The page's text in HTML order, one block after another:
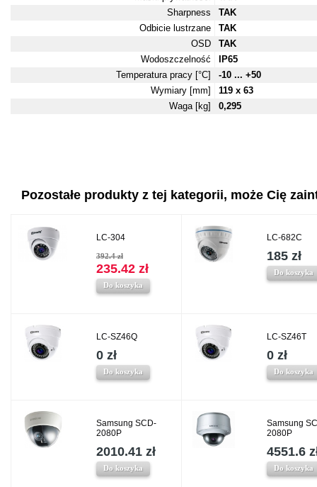
Sharpness
TAK
Odbicie lustrzane
TAK
OSD
TAK
Wodoszczelność
IP65
Temperatura pracy [°C]
-10 ... +50
Wymiary [mm]
119 x 63
Waga [kg]
0,295
Pozostałe produkty z tej kategorii, może Cię
LC-304
392.4 zł
235.42 zł
Do koszyka
LC-682C
185 zł
Do koszyka
LC-SZ46Q
0 zł
Do koszyka
LC-SZ46T
0 zł
Do koszyka
Samsung SCD-
2080P
2010.41 zł
Do koszyka
Samsung
2080P
4551.6
Do koszyka